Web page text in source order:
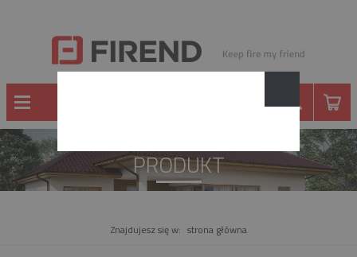
PRODUKT
Znajdujesz się w: strona główna